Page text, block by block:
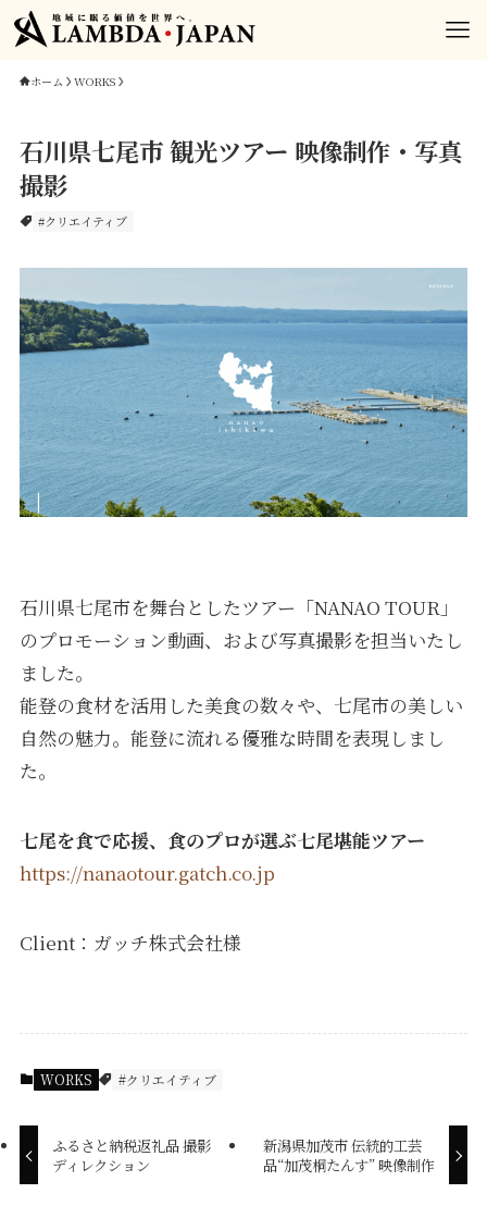
ホーム WORKS
石川県七尾市 観光ツアー 映像制作・写真
撮影
#クリエイティブ
石川県七尾市を舞台としたツアー「NANAO TOUR」
のプロモーション動画、および写真撮影を担当いたし
ました。
能登の食材を活用した美食の数々や、七尾市の美しい
自然の魅力。能登に流れる優雅な時間を表現しまし
た。
七尾を食で応援、食のプロが選ぶ七尾堪能ツアー
https://nanaotour.gatch.co.jp
Client：ガッチ株式会社様
WORKS #クリエイティブ
ふるさと納税返礼品 撮影
ディレクション
新潟県加茂市 伝統的工芸
品“加茂桐たんす” 映像制作